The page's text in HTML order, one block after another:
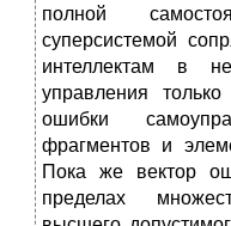
полной
суперсистемой
интеллектам в
управления
ошибки
фрагментов и
Пока же вектор
пределах